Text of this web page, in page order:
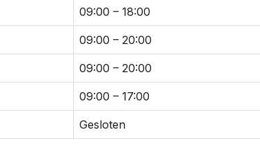
09:00 – 18:00
09:00 – 20:00
09:00 – 20:00
09:00 – 17:00
Gesloten